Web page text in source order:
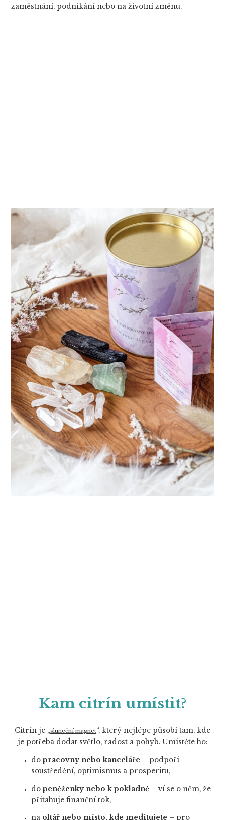
zaměstnání, podnikání nebo na životní změnu.
Kam citrín umístit?
Citrín je „sluneční magnet“, který nejlépe působí tam, kde
je potřeba dodat světlo, radost a pohyb. Umístěte ho:
do pracovny nebo kanceláře – podpoří
soustředění, optimismus a prosperitu,
do peněženky nebo k pokladně– ví se o něm, že
přitahuje finanční tok,
na oltář nebo místo, kde meditujete – pro